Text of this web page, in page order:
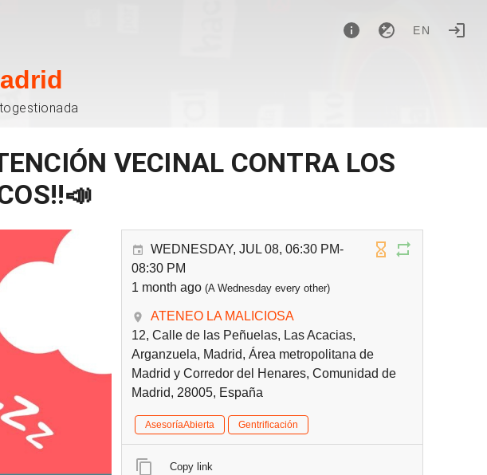
EN
VECINAL CONTRA LOS
WEDNESDAY, JUL 08, 06:30 PM-
08:30 PM
1 month ago (A Wednesday every other)
ATENEO LA MALICIOSA
12, Calle de las Peñuelas, Las Acacias,
Arganzuela, Madrid, Área metropolitana de
Madrid y Corredor del Henares, Comunidad de
Madrid, 28005, España
AsesoríaAbierta Gentrificación
Copy link